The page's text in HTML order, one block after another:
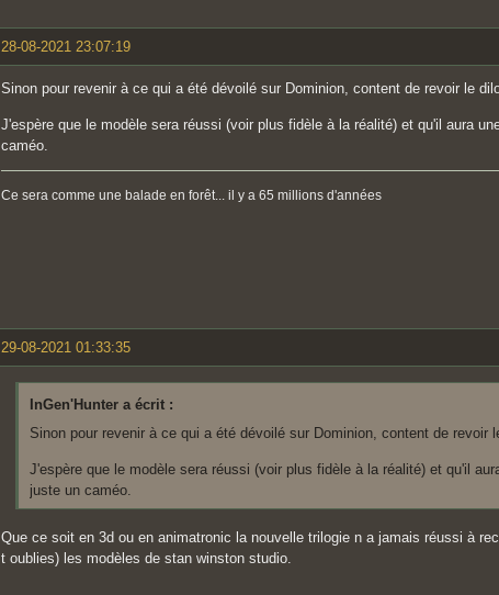
28-08-2021 23:07:19
Sinon pour revenir à ce qui a été dévoilé sur Dominion, content de revoir le
J'espère que le modèle sera réussi (voir plus fidèle à la réalité) et qu'il aura
caméo.
Ce sera comme une balade en forêt... il y a 65 millions d'années
29-08-2021 01:33:35
InGen'Hunter a écrit :
Sinon pour revenir à ce qui a été dévoilé sur Dominion, content de revoir
J'espère que le modèle sera réussi (voir plus fidèle à la réalité) et qu'il
juste un caméo.
Que ce soit en 3d ou en animatronic la nouvelle trilogie n a jamais réussi à
t oublies) les modèles de stan winston studio.